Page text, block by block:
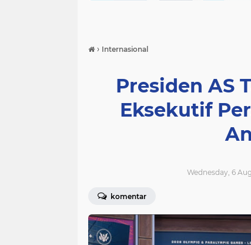
› Internasional
Presiden AS
Eksekutif
Wednesday, 6
komentar